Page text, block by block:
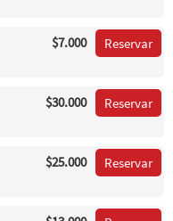
$7.000 Reservar
$30.000 Reservar
$25.000 Reservar